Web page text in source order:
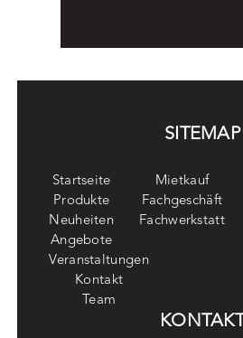
SITEMAP
Startseite
Produkte
Neuheiten
Angebote
Mietkauf
Fachgeschäft
Fachwerkstatt
Veranstaltungen
Kontakt
Team
KONTAKT